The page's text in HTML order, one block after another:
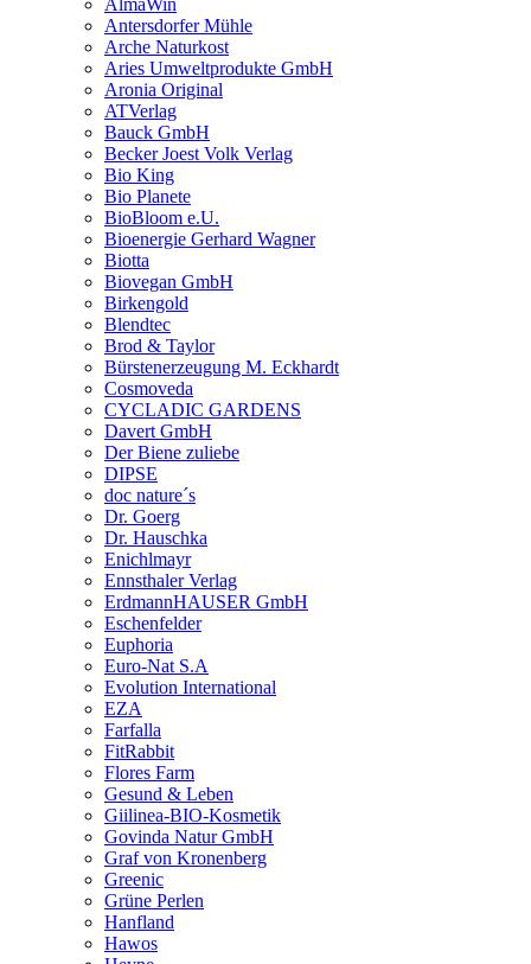
Antersdorfer Mühle
Arche Naturkost
Aries Umweltprodukte GmbH
Aronia Original
ATVerlag
Bauck GmbH
Becker Joest Volk Verlag
Bio King
Bio Planete
BioBloom e.U.
Bioenergie Gerhard Wagner
Biotta
Biovegan GmbH
Birkengold
Blendtec
Brod & Taylor
Bürstenerzeugung M. Eckhardt
Cosmoveda
CYCLADIC GARDENS
Davert GmbH
Der Biene zuliebe
DIPSE
doc nature´s
Dr. Goerg
Dr. Hauschka
Enichlmayr
Ennsthaler Verlag
ErdmannHAUSER GmbH
Eschenfelder
Euphoria
Euro-Nat S.A
Evolution International
EZA
Farfalla
FitRabbit
Flores Farm
Gesund & Leben
Giilinea-BIO-Kosmetik
Govinda Natur GmbH
Graf von Kronenberg
Greenic
Grüne Perlen
Hanfland
Hawos